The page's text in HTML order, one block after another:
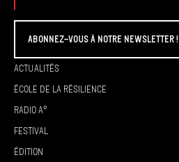
Abonnez-vous à Notre Newsletter !
Actualités
École de la résilience
Radio A°
Festival
Édition